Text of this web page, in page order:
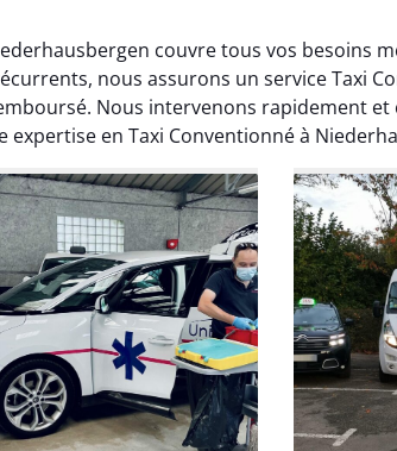
couvre tous vos besoins
nous assurons un service Taxi
Nous intervenons rapidement et
en Taxi Conventionné à
Deschamps
30 janvier 2025
Très satisfait du transport,
tout s’est bien déroulé.
Chauffeur à l’écoute et
patient.
8